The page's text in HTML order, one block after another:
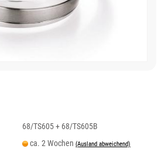
68/TS605 + 68/TS605B
ca. 2 Wochen(Ausland abweichend)